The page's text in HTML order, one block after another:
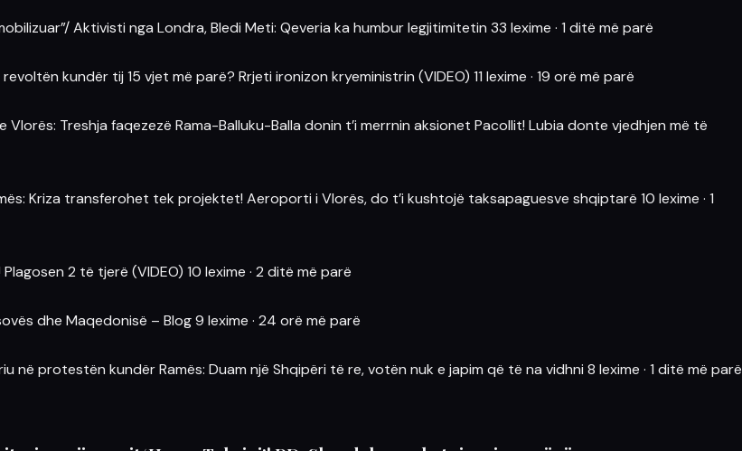
Aktivisti nga Londra, Bledi Meti: Qeveria ka humbur legjitimitetin 33 lexime · 1 ditë më parë
kundër tij 15 vjet më parë? Rrjeti ironizon kryeministrin (VIDEO) 11 lexime · 19 orë më parë
Treshja faqezezë Rama-Balluku-Balla donin t’i merrnin aksionet Pacollit! Lubia donte vjedhjen më të
Kriza transferohet tek projektet! Aeroporti i Vlorës, do t’i kushtojë taksapaguesve shqiptarë 10 lexime · 1
2 të tjerë (VIDEO) 10 lexime · 2 ditë më parë
dhe Maqedonisë – Blog9 lexime · 24 orë më parë
në protestën kundër Ramës: Duam një Shqipëri të re, votën nuk e japim që të na vidhni 8 lexime · 1 ditë më parë